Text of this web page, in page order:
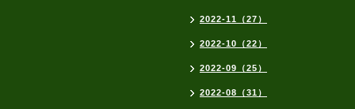
2022-11（27）
2022-10（22）
2022-09（25）
2022-08（31）